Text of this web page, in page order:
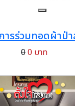
ารร่วมทอดผ้าป่
00 บาท